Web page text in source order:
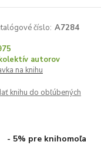
číslo: A7284
autorov
na knihu
knihu do obľúbených
- 5% pre knihomoľa